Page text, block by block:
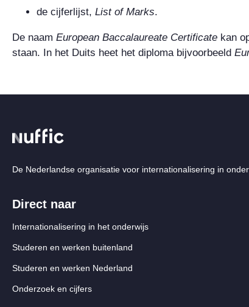
de cijferlijst, List of Marks.
De naam European Baccalaureate Certificate kan
staan. In het Duits heet het diploma bijvoorbeeld
De Nederlandse organisatie voor internationalisering in
Direct naar
Internationalisering in het onderwijs
Studeren en werken buitenland
Studeren en werken Nederland
Onderzoek en cijfers